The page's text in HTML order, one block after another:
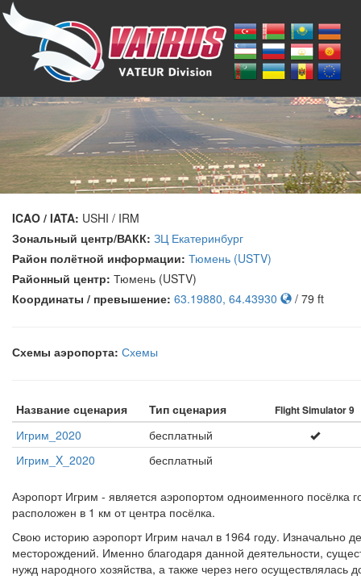
ICAO / IATA: USHI / IRM
Зональный центр/ВАКК: ЗЦ Екатеринбург
Район полётной информации: Тюмень (USTV)
Районный центр: Тюмень (USTV)
Координаты / превышение: 63.19880, 64.43930 / 79 ft
Схемы аэропорта: Схемы
Название сценария Тип сценария Flight Simulator 9
Игрим_2020
бесплатный
Игрим_X_2020
бесплатный
Аэропорт Игрим - является аэропортом одноименного посёлка
расположен в 1 км от центра посёлка.
Свою историю аэропорт Игрим начал в 1964 году. Изначально
месторождений. Именно благодаря данной деятельности,
нужд народного хозяйства, а также через него